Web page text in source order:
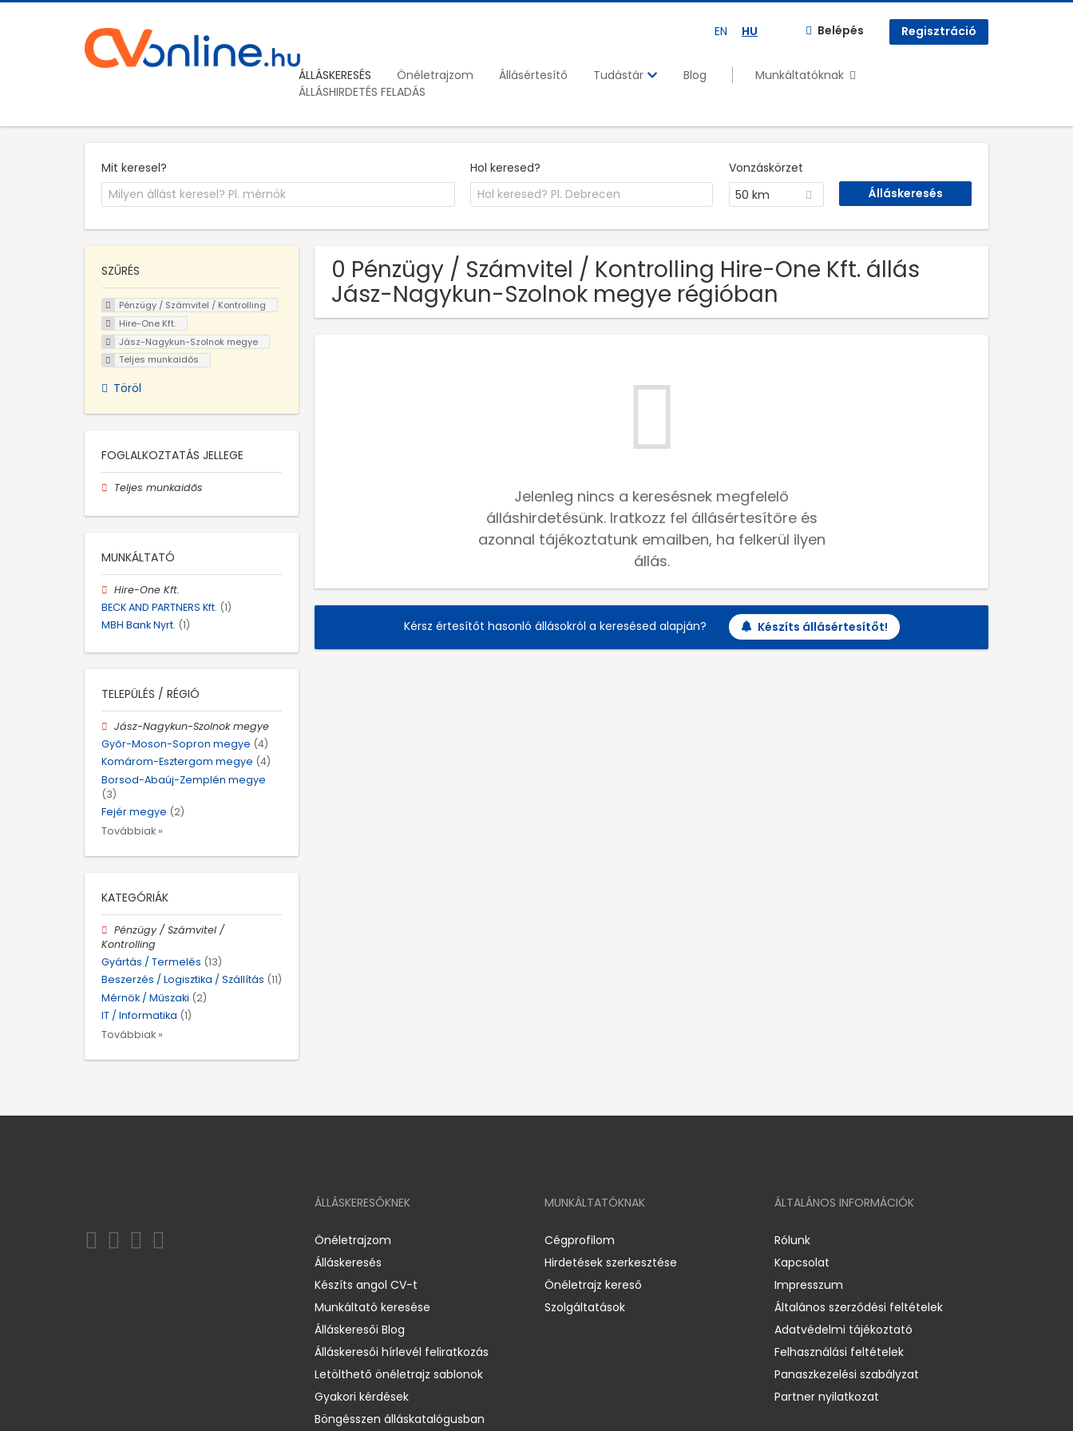
EN HU Belépés Regisztráció
ÁLLÁSKERESÉS Önéletrajzom Állásértesítő Tudástár Blog
Munkáltatóknak
ÁLLÁSHIRDETÉS FELADÁS
Mit keresel? Hol keresed?
Vonzáskörzet
50 km
0 Pénzügy / Számvitel / Kontrolling Hire-One Kft. állás
Jász-Nagykun-Szolnok megye régióban
Jelenleg nincs a keresésnek megfelelő
álláshirdetésünk. Iratkozz fel állásértesítőre és
azonnal tájékoztatunk emailben, ha felkerül ilyen
állás.
Kérsz értesítőt hasonló állásokról a keresésed alapján? Készíts állásértesítőt!
SZŰRÉS
Pénzügy / Számvitel / Kontrolling
Hire-One Kft.
Jász-Nagykun-Szolnok megye
Teljes munkaidős
Töröl
FOGLALKOZTATÁS JELLEGE
Teljes munkaidős
MUNKÁLTATÓ
Hire-One Kft.
BECK AND PARTNERS Kft. (1)
MBH Bank Nyrt. (1)
TELEPÜLÉS / RÉGIÓ
Jász-Nagykun-Szolnok megye
Győr-Moson-Sopron megye (4)
Komárom-Esztergom megye (4)
Borsod-Abaúj-Zemplén megye
(3)
Fejér megye (2)
Továbbiak »
KATEGÓRIÁK
Pénzügy / Számvitel /
Kontrolling
Gyártás / Termelés (13)
Beszerzés / Logisztika / Szállítás (11)
Mérnök / Műszaki (2)
IT / Informatika (1)
Továbbiak »
ÁLLÁSKERESŐKNEK
Önéletrajzom
Álláskeresés
Készíts angol CV-t
Munkáltató keresése
Álláskeresői Blog
Álláskeresői hírlevél feliratkozás
Letölthető önéletrajz sablonok
Gyakori kérdések
Böngésszen álláskatalógusban
MUNKÁLTATÓKNAK
Cégprofilom
Hirdetések szerkesztése
Önéletrajz kereső
Szolgáltatások
ÁLTALÁNOS INFORMÁCIÓK
Rólunk
Kapcsolat
Impresszum
Általános szerződési feltételek
Adatvédelmi tájékoztató
Felhasználási feltételek
Panaszkezelési szabályzat
Partner nyilatkozat